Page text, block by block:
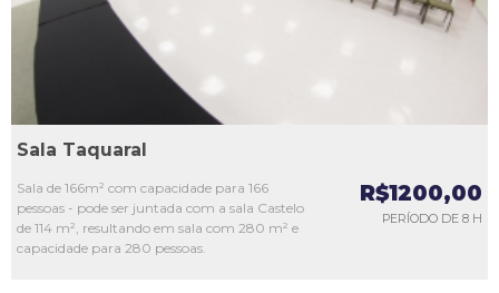
Sala Taquaral
Sala de 166m² com capacidade para 166
pessoas - pode ser juntada com a sala Castelo
de 114 m², resultando em sala com 280 m² e
capacidade para 280 pessoas.
R$1200,00
PERÍODO DE 8 H